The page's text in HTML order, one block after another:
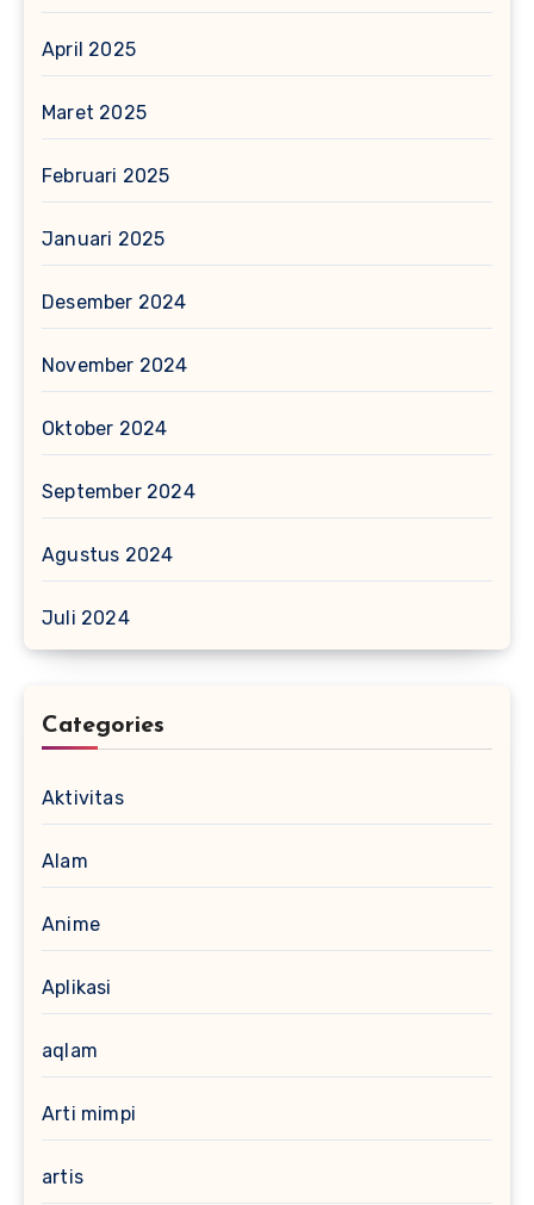
April 2025
Maret 2025
Februari 2025
Januari 2025
Desember 2024
November 2024
Oktober 2024
September 2024
Agustus 2024
Juli 2024
Categories
Aktivitas
Alam
Anime
Aplikasi
aqlam
Arti mimpi
artis